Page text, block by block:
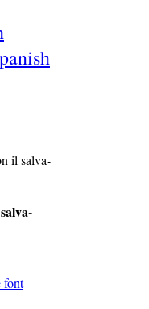
il salva-
font